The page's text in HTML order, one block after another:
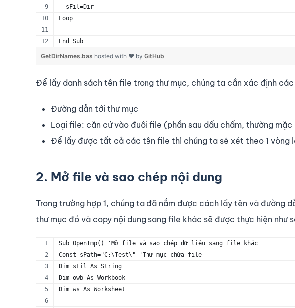
  sFil=Dir
Loop
End Sub
GetDirNames.bas hosted with ❤ by GitHub
Để lấy danh sách tên file trong thư mục, chúng ta cần xác định
Đường dẫn tới thư mục
Loại file: căn cứ vào đuôi file (phần sau dấu chấm, thường
Để lấy được tất cả các tên file thì chúng ta sẽ xét theo 1 vòng
2. Mở file và sao chép nội dung
Trong trường hợp 1, chúng ta đã nắm được cách lấy tên và đường
thư mục đó và copy nội dung sang file khác sẽ được thực hiện như
Sub OpenImp() 'Mở file và sao chép dữ liệu sang file khác
Const sPath="C:\Test\" 'Thư mục chứa file
Dim sFil As String
Dim owb As Workbook
Dim ws As Worksheet